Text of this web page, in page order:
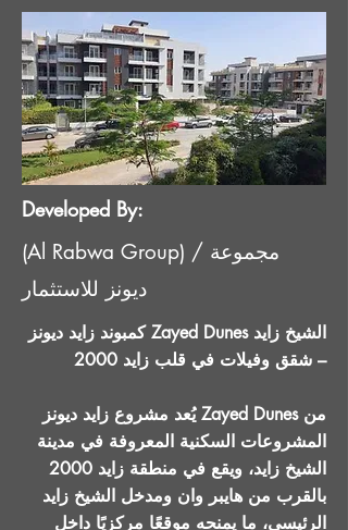
Developed By:
(Al Rabwa Group) / مجموعة
ديونز للاستثمار
كمبوند زايد ديونز Zayed Dunes الشيخ زايد
– شقق وفيلات في قلب زايد 2000
يُعد مشروع زايد ديونز Zayed Dunes من
المشروعات السكنية المعروفة في مدينة
الشيخ زايد، ويقع في منطقة زايد 2000
بالقرب من هايبر وان ومدخل الشيخ زايد
الرئيسي، ما يمنحه موقعًا مركزيًا داخل